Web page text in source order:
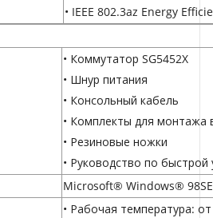
• IEEE 802.3az Energy
• Коммутатор SG5452X
• Шнур питания
• Консольный кабель
• Комплекты для монтажа
• Резиновые ножки
• Руководство по быстрой
Microsoft® Windows®
• Рабочая температура: от